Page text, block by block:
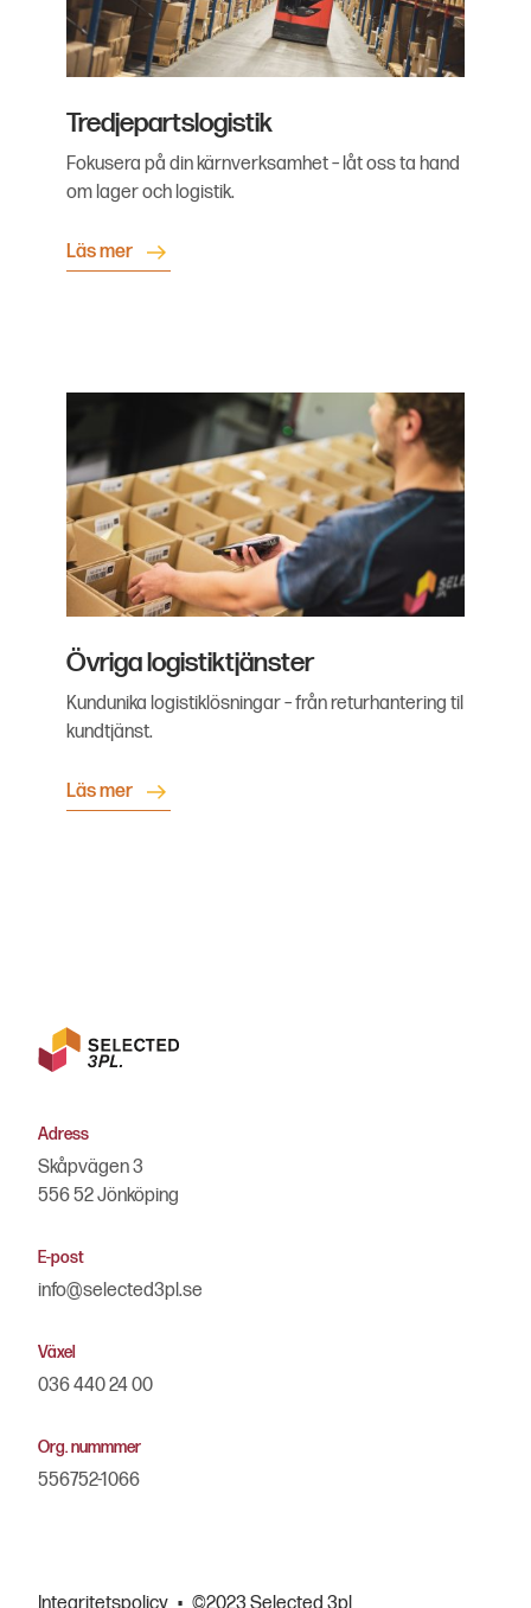
Tredjepartslogistik
Fokusera på din kärnverksamhet – låt oss ta hand
om lager och logistik.
Läs mer
Övriga logistiktjänster
Kundunika logistiklösningar – från returhantering til
kundtjänst.
Läs mer
Adress
Skåpvägen 3
556 52 Jönköping
E-post
info@selected3pl.se
Växel
036 440 24 00
Org. nummmer
556752-1066